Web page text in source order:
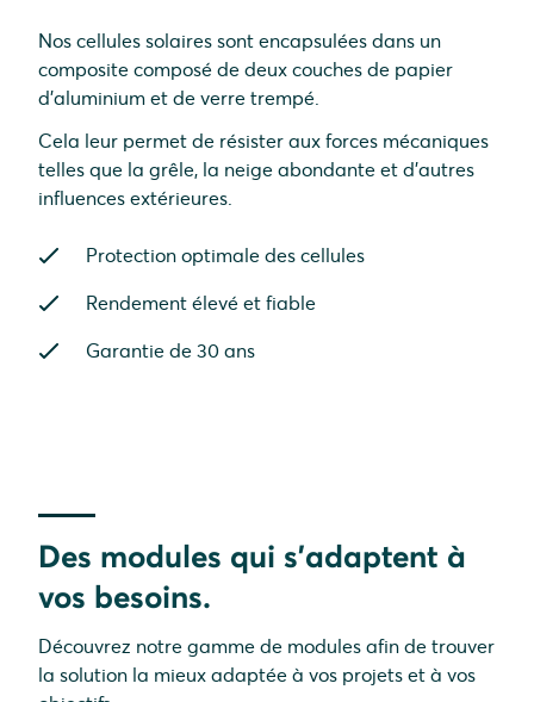
Nos cellules solaires sont encapsulées dans un
composite composé de deux couches de papier
d'aluminium et de verre trempé.
Cela leur permet de résister aux forces mécaniques
telles que la grêle, la neige abondante et d'autres
influences extérieures.
Protection optimale des cellules
Rendement élevé et fiable
Garantie de 30 ans
Des modules qui s'adaptent à
vos besoins.
Découvrez notre gamme de modules afin de trouver
la solution la mieux adaptée à vos projets et à vos